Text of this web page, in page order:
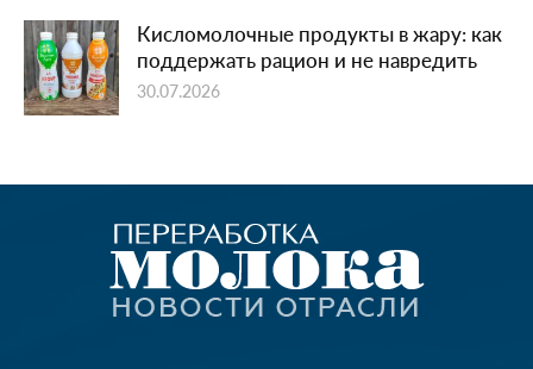
Кисломолочные продукты в жару: как
поддержать рацион и не навредить
30.07.2026